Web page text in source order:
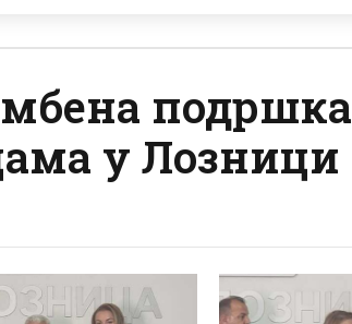
подршка
у Лозници